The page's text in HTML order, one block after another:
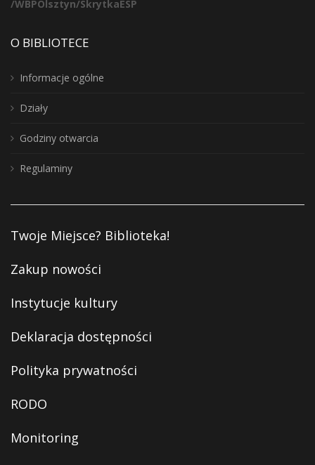
/WBPOlsztyn/SkrytkaESP
O BIBLIOTECE
Informacje ogólne
Działy
Godziny otwarcia
Regulaminy
Twoje Miejsce? Biblioteka!
Zakup nowości
Instytucje kultury
Deklaracja dostępności
Polityka prywatności
RODO
Monitoring